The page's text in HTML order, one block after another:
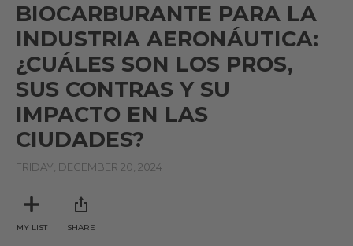
BIOCARBURANTE PARA LA
INDUSTRIA AERONÁUTICA:
¿CUÁLES SON LOS PROS,
SUS CONTRAS Y SU
IMPACTO EN LAS
CIUDADES?
FRIDAY, DECEMBER 20, 2024
MY LIST SHARE